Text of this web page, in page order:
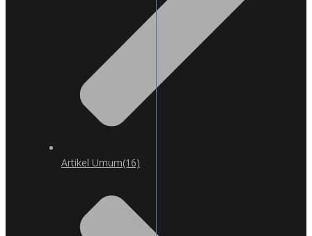
Artikel Umum(16)